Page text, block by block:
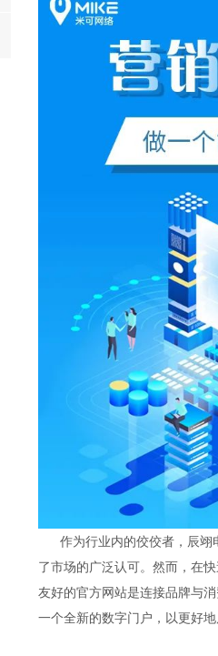
作为行业内的佼佼者，辰翊
了市场的广泛认可。然而，在
友好的官方网站是连接品牌与
一个全新的数字门户，以更好